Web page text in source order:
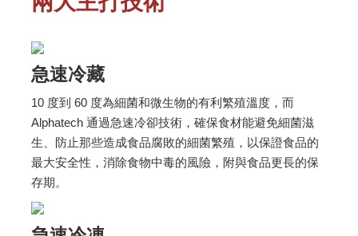
急速冷藏
10 度到 60 度為細菌和微生物的有利繁殖溫度，而
Alphatech 通過急速冷卻技術，確保食材能避免細菌滋
生、防止那些造成食品腐敗的細菌繁殖，以保證食品的
最大安全性，消除食物中毒的風險，附與食品更長的保
存期。